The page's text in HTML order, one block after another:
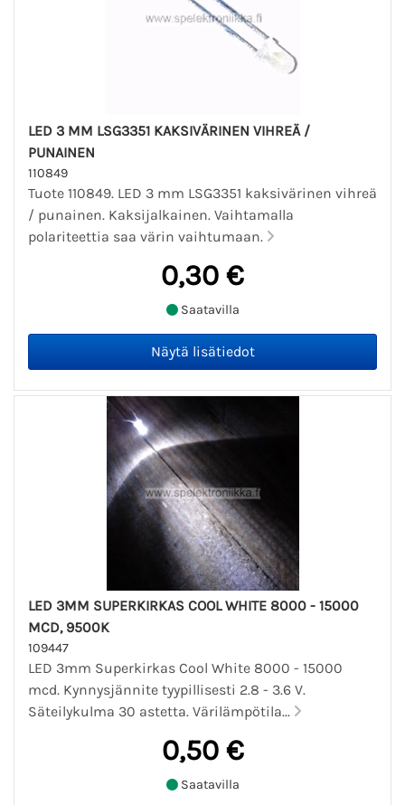
LED 3 MM LSG3351 KAKSIVÄRINEN VIHREÄ /
PUNAINEN
110849
Tuote 110849. LED 3 mm LSG3351 kaksivärinen vihreä
/ punainen. Kaksijalkainen. Vaihtamalla
polariteettia saa värin vaihtumaan.
0,30 €
Saatavilla
LED 3MM SUPERKIRKAS COOL WHITE 8000 - 15000
MCD, 9500K
109447
LED 3mm Superkirkas Cool White 8000 - 15000
mcd. Kynnysjännite tyypillisesti 2.8 - 3.6 V.
Säteilykulma 30 astetta. Värilämpötila...
0,50 €
Saatavilla